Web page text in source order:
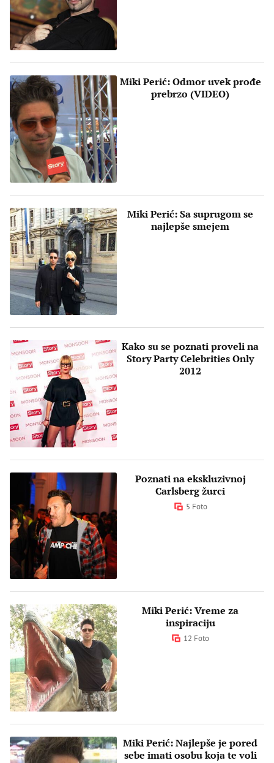
Miki Perić: Odmor uvek prođe
prebrzo (VIDEO)
Miki Perić: Sa suprugom se
najlepše smejem
Kako su se poznati proveli na
Story Party Celebrities Only
2012
Poznati na ekskluzivnoj
Carlsberg žurci
5 Foto
Miki Perić: Vreme za
inspiraciju
12 Foto
Miki Perić: Najlepše je pored
sebe imati osobu koja te voli